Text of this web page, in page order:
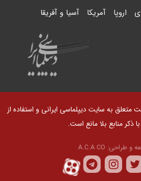
اروپا آمریکا آسیا و آفریقا
متعلق به سایت دیپلماسی ایرانی و استفاده از
ذکر منابع بلا مانع است.
و طراحی: A.C.A CO